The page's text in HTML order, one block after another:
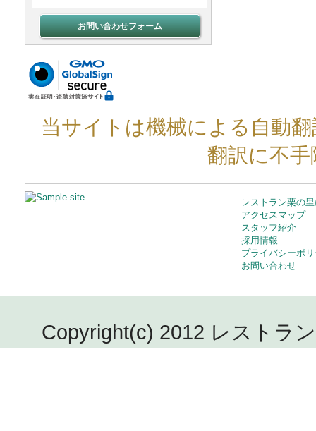
お問い合わせフォーム
当サイトは機械による自動
翻訳に不
レストラン栗の
アクセスマップ
スタッフ紹介
採用情報
プライバシーポ
お問い合わせ
Copyright(c) 2012 レストラ